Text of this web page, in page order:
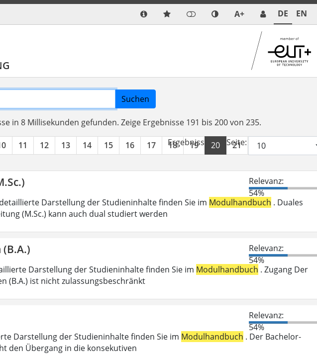
A+ DE EN
Suchen
in 8 Millisekunden gefunden. Zeige Ergebnisse 191 bis 200 von 235.
11 12 13 14 15 16 17 18 19 20 21 22
Ergebnisse pro Seite:
Relevanz:
54%
Darstellung der Studieninhalte finden Sie im Modulhandbuch . Duales
(M.Sc.) kann auch dual studiert werden
Relevanz:
54%
Darstellung der Studieninhalte finden Sie im Modulhandbuch . Zugang Der
(B.A.) ist nicht zulassungsbeschränkt
Relevanz:
54%
Darstellung der Studieninhalte finden Sie im Modulhandbuch . Der Bachelor-
den Übergang in die konsekutiven